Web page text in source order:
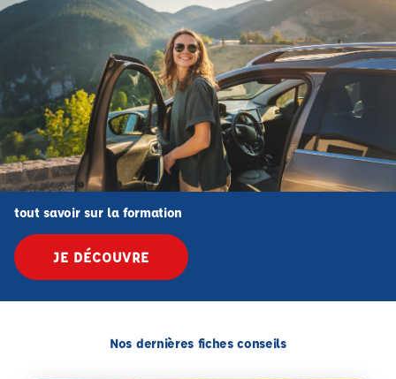
tout savoir sur la formation
JE DÉCOUVRE
Nos dernières fiches conseils